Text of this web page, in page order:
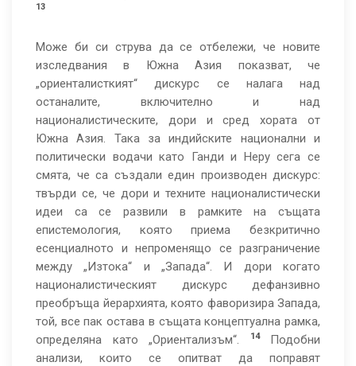
13
Може би си струва да се отбележи, че новите
изследвания в Южна Азия показват, че
„ориенталисткият“ дискурс се налага над
останалите, включително и над
националистическите, дори и сред хората от
Южна Азия. Така за индийските национални и
политически водачи като Ганди и Неру сега се
смята, че са създали един производен дискурс:
твърди се, че дори и техните националистически
идеи са се развили в рамките на същата
епистемология, която приема безкритично
есенциалното и непроменящо се разграничение
между „Изтока“ и „Запада“. И дори когато
националистическият дискурс дефанзивно
преобръща йерархията, която фаворизира Запада,
той, все пак остава в същата концептуална рамка,
определяна като „Ориентализъм“.
14Подобни
анализи, които се опитват да поправят